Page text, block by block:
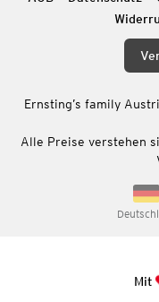
Ernsting’s family
Alle Preise verstehen
Mit